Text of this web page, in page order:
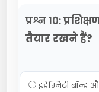
प्रश्न 10:
तैयार रखने हैं?
इंडेम्निटी बॉन्ड